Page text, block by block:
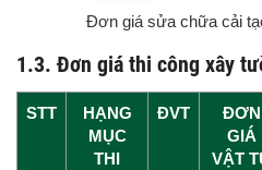
Đơn giá sửa chữa cải
1.3. Đơn giá thi công xây
STT
HẠNG
MỤC
THI
ĐVT
ĐƠN
GIÁ
VẬT